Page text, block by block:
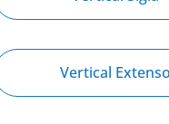
Vertical